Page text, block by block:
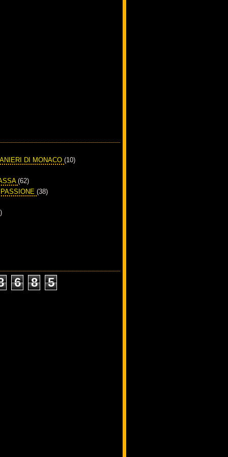
DI MONACO (10)
(62)
(38)
6 8 5